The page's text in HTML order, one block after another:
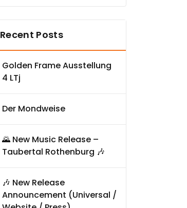
Recent Posts
Golden Frame Ausstellung
4 LTj
Der Mondweise
🌄 New Music Release –
Taubertal Rothenburg 🎶
🎶 New Release
Announcement (Universal /